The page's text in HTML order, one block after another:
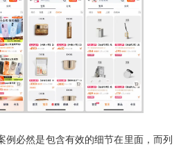
例必然是包含有效的细节在里面，而列